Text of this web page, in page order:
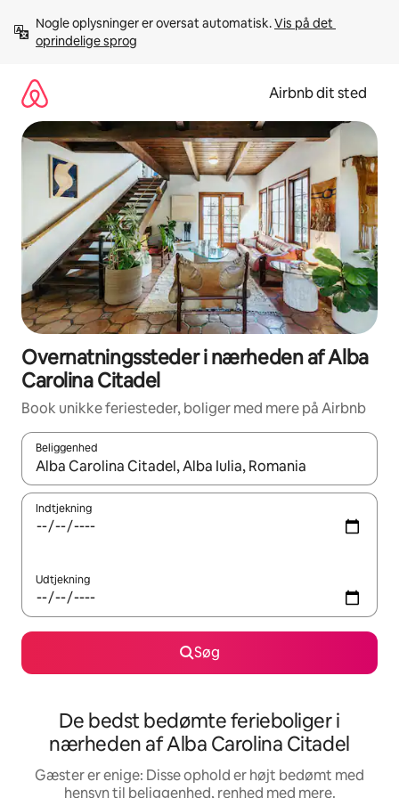
videre
Nogle oplysninger er oversat automatisk. Vis på det
oprindelige sprog
Airbnb dit sted
Overnatningssteder i nærheden af Alba
Carolina Citadel
Book unikke feriesteder, boliger med mere på Airbnb
Beliggenhed
Når resultaterne er tilgængelige, skal du navigere med
Indtjekning
Udtjekning
Søg
De bedst bedømte ferieboliger i
nærheden af Alba Carolina Citadel
Gæster er enige: Disse ophold er højt bedømt med
hensyn til beliggenhed, renhed med mere.